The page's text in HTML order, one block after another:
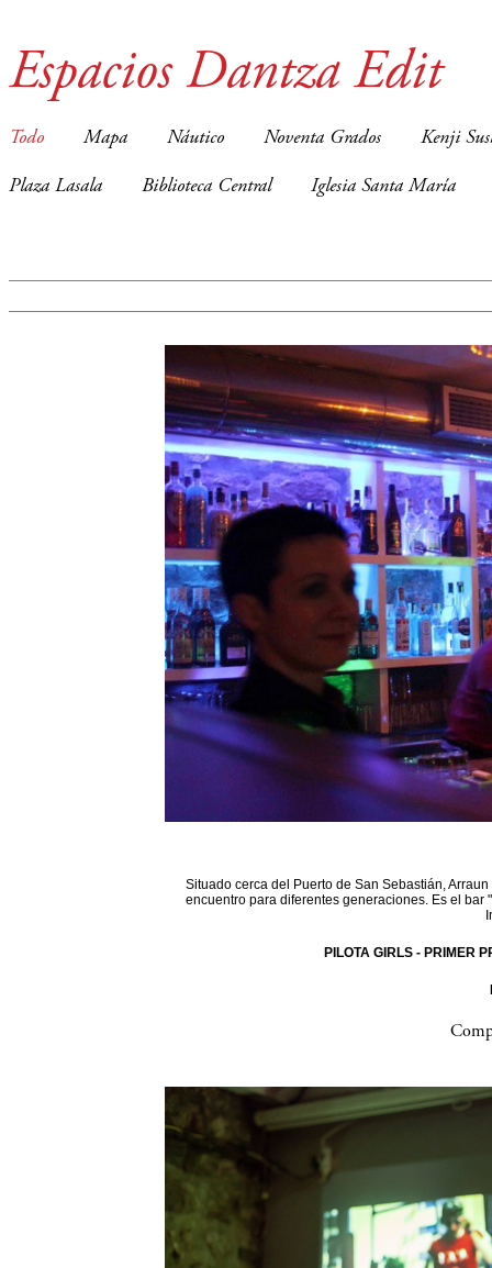
Espacios Dantza Edit
Todo Mapa Náutico Noventa Grados Kenji
Plaza Lasala Biblioteca Central Iglesia Santa María
Situado cerca del Puerto de San Sebastián,
encuentro para diferentes generaciones. Es el
PILOTA GIRLS - PRIMER